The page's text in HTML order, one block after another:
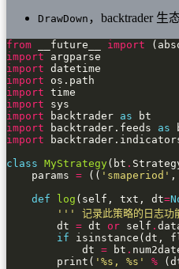
DrawDown ，backtrader 生
from __future__ import
import
import
import
import
import
import backtrader as
import backtrader.feeds as
import
class MyStrategy(bt .
    params
= (( 'smaperiod' ,
def
log (self, txt, dt=
''' 记录此策略的日志
        dt
= dt or self .
if
            dt
= bt .
        print(
' %s , %s ' %